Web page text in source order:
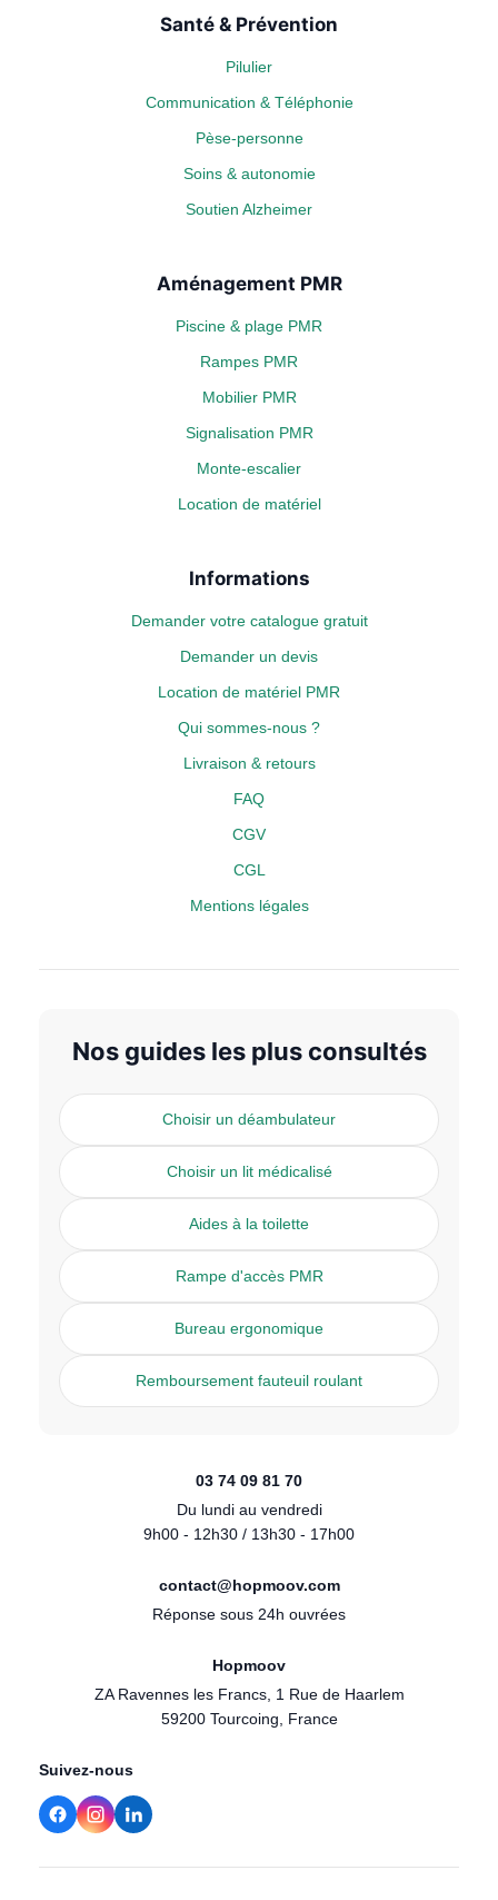
Santé & Prévention
Pilulier
Communication & Téléphonie
Pèse-personne
Soins & autonomie
Soutien Alzheimer
Aménagement PMR
Piscine & plage PMR
Rampes PMR
Mobilier PMR
Signalisation PMR
Monte-escalier
Location de matériel
Informations
Demander votre catalogue gratuit
Demander un devis
Location de matériel PMR
Qui sommes-nous ?
Livraison & retours
FAQ
CGV
CGL
Mentions légales
Nos guides les plus consultés
Choisir un déambulateur
Choisir un lit médicalisé
Aides à la toilette
Rampe d'accès PMR
Bureau ergonomique
Remboursement fauteuil roulant
03 74 09 81 70
Du lundi au vendredi
9h00 - 12h30 / 13h30 - 17h00
contact@hopmoov.com
Réponse sous 24h ouvrées
Hopmoov
ZA Ravennes les Francs, 1 Rue de Haarlem
59200 Tourcoing, France
Suivez-nous